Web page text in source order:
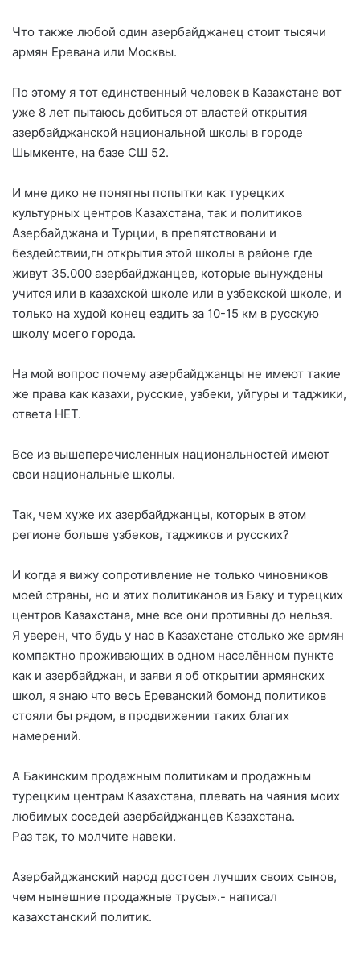
Что также любой один азербайджанец стоит тысячи
армян Еревана или Москвы.
По этому я тот единственный человек в Казахстане вот
уже 8 лет пытаюсь добиться от властей открытия
азербайджанской национальной школы в городе
Шымкенте, на базе СШ 52.
И мне дико не понятны попытки как турецких
культурных центров Казахстана, так и политиков
Азербайджана и Турции, в препятствовани и
бездействии,гн открытия этой школы в районе где
живут 35.000 азербайджанцев, которые вынуждены
учится или в казахской школе или в узбекской школе, и
только на худой конец ездить за 10-15 км в русскую
школу моего города.
На мой вопрос почему азербайджанцы не имеют такие
же права как казахи, русские, узбеки, уйгуры и таджики,
ответа НЕТ.
Все из вышеперечисленных национальностей имеют
свои национальные школы.
Так, чем хуже их азербайджанцы, которых в этом
регионе больше узбеков, таджиков и русских?
И когда я вижу сопротивление не только чиновников
моей страны, но и этих политиканов из Баку и турецких
центров Казахстана, мне все они противны до нельзя.
Я уверен, что будь у нас в Казахстане столько же армян
компактно проживающих в одном населённом пункте
как и азербайджан, и заяви я об открытии армянских
школ, я знаю что весь Ереванский бомонд политиков
стояли бы рядом, в продвижении таких благих
намерений.
А Бакинским продажным политикам и продажным
турецким центрам Казахстана, плевать на чаяния моих
любимых соседей азербайджанцев Казахстана.
Раз так, то молчите навеки.
Азербайджанский народ достоен лучших своих сынов,
чем нынешние продажные трусы».- написал
казахстанский политик.